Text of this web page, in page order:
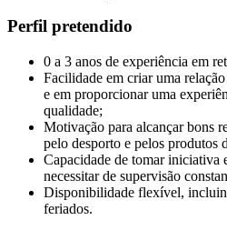
Perfil pretendido
0 a 3 anos de experiência em
Facilidade em criar uma
e em proporcionar uma
qualidade;
Motivação para alcançar bons
pelo desporto e pelos produtos
Capacidade de tomar iniciativa
necessitar de supervisão
Disponibilidade flexível,
feriados.